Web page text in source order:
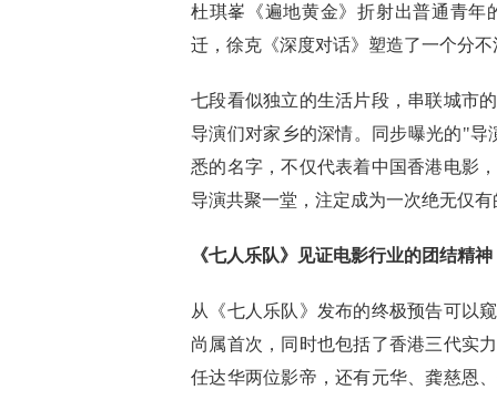
杜琪峯《遍地黄金》折射出普通青年
迁，徐克《深度对话》塑造了一个分
七段看似独立的生活片段，串联城市
导演们对家乡的深情。同步曝光的"
悉的名字，不仅代表着中国香港电影
导演共聚一堂，注定成为一次绝无仅有
《七人乐队》见证电影行业的团结精神
从《七人乐队》发布的终极预告可以
尚属首次，同时也包括了香港三代实
任达华两位影帝，还有元华、龚慈恩